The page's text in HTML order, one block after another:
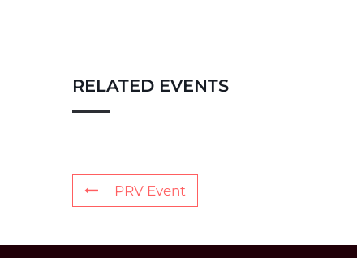
RELATED EVENTS
PRV Event